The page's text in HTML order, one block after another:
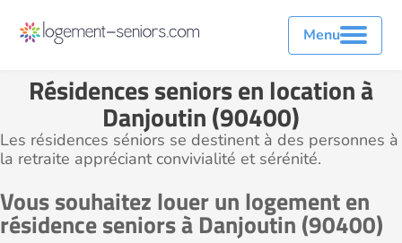
Menu
Résidences seniors en location à
Danjoutin (90400)
Les résidences séniors se destinent à des personnes à
la retraite appréciant convivialité et sérénité.
Vous souhaitez louer un logement en
résidence seniors à Danjoutin (90400)